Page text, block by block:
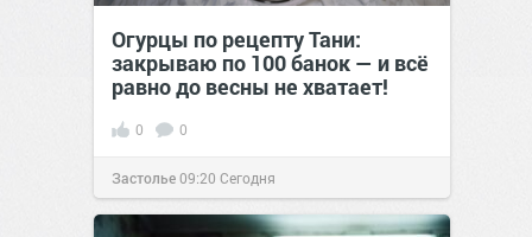
Огурцы по рецепту Тани:
закрываю по 100 банок — и всё
равно до весны не хватает!
0 0
Застолье09:20 Сегодня